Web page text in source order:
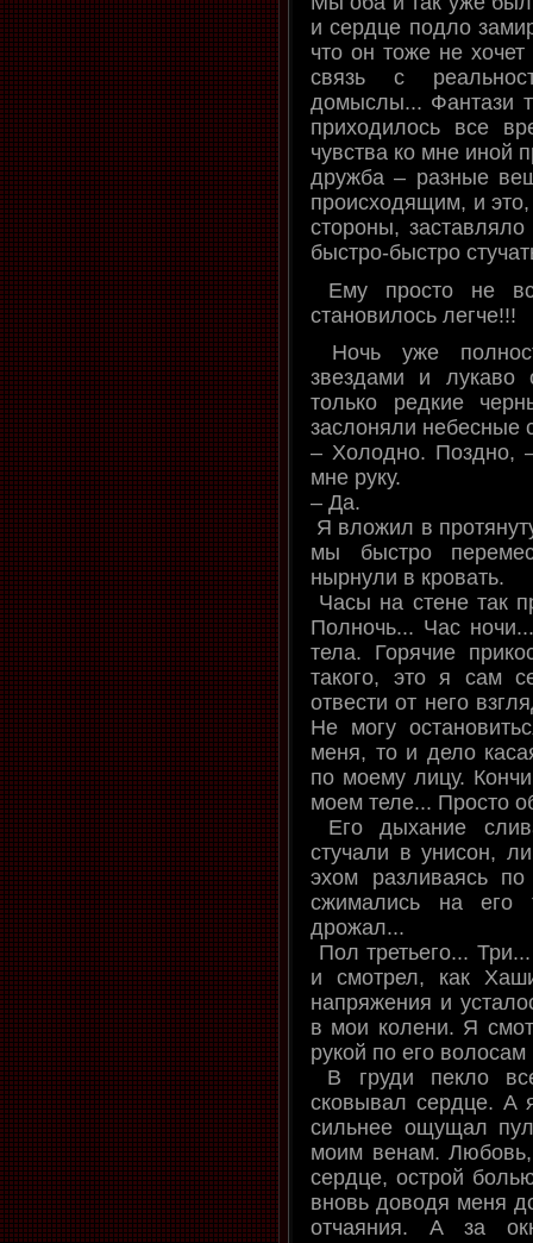
и сердце подло
что он тоже не
связь с
домыслы... Фантази
приходилось все
чувства ко мне иной
дружба – разные
происходящим, и
стороны,
быстро-быстро
Ему просто не
становилось легче!!!
Ночь уже
звездами и лукаво
только редкие
заслоняли небесные
– Холодно. Поздно,
мне руку.
– Да.
Я вложил в
мы быстро
нырнули в кровать.
Часы на стене так
Полночь... Час
тела. Горячие
такого, это я сам
отвести от него
Не могу
меня, то и дело
по моему лицу.
моем теле... Просто
Его дыхание
стучали в унисон,
эхом разливаясь
сжимались на его
дрожал...
Пол третьего...
и смотрел, как
напряжения и
в мои колени. Я
рукой по его
В груди пекло
сковывал сердце. А
сильнее ощущал
моим венам.
сердце, острой
вновь доводя меня
отчаяния. А за